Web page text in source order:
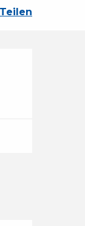
Teilen
&